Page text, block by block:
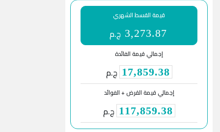
قيمة القسط الشهري
3,273.87 ج.م
إجمالي قيمة الفائدة
17,859.38 ج.م
إجمالي قيمة القرض + الفوائد
117,859.38 ج.م